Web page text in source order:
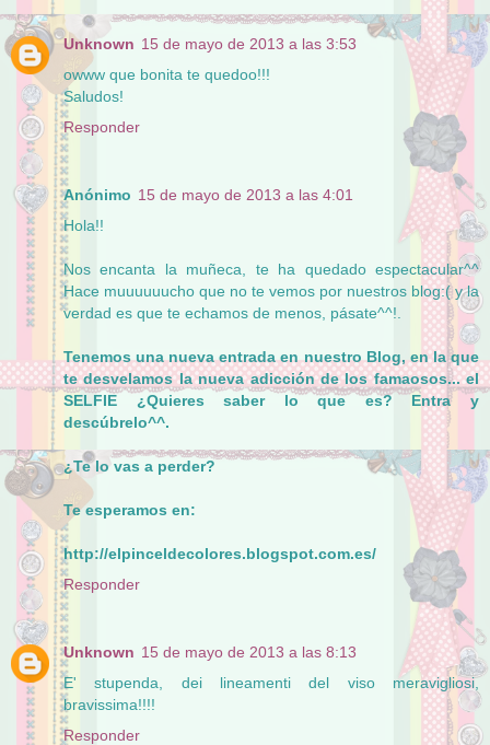
Unknown 15 de mayo de 2013 a las 3:53
owww que bonita te quedoo!!!
Saludos!
Responder
Anónimo 15 de mayo de 2013 a las 4:01
Hola!!
Nos encanta la muñeca, te ha quedado espectacular^^
Hace muuuuuucho que no te vemos por nuestros blog:( y la
verdad es que te echamos de menos, pásate^^!.
Tenemos una nueva entrada en nuestro Blog, en la que
te desvelamos la nueva adicción de los famaosos... el
SELFIE ¿Quieres saber lo que es? Entra y
descúbrelo^^.
¿Te lo vas a perder?
Te esperamos en:
http://elpinceldecolores.blogspot.com.es/
Responder
Unknown 15 de mayo de 2013 a las 8:13
E' stupenda, dei lineamenti del viso meravigliosi,
bravissima!!!!
Responder